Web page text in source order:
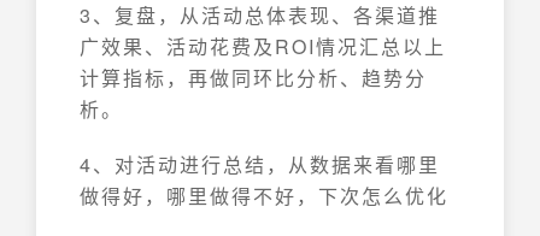
3、复盘，从活动总体表现、各渠道推
广效果、活动花费及ROI情况汇总以上
计算指标，再做同环比分析、趋势分
析。
4、对活动进行总结，从数据来看哪里
做得好，哪里做得不好，下次怎么优化